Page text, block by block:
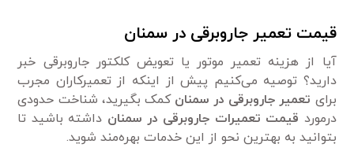
قیمت تعمیر جاروبرقی در سمنان
آیا از هزینه تعمیر موتور یا تعویض کلکتور جاروبرقی خبر
دارید؟ توصیه می‌کنیم پیش از اینکه از تعمیرکاران مجرب
برای تعمیر جاروبرقی در سمنان کمک بگیرید، شناخت حدودی
درمورد قیمت تعمیرات جاروبرقی در سمنان داشته باشید تا
بتوانید به بهترین نحو از این خدمات بهره‌مند شوید.